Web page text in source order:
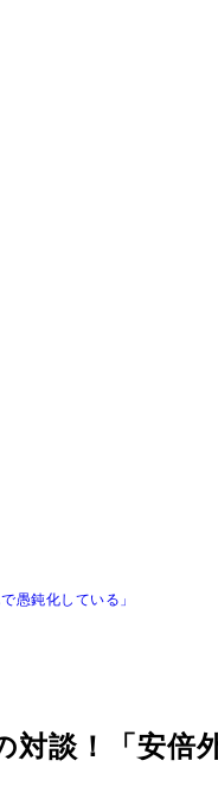
愚鈍化している」
談！「安倍